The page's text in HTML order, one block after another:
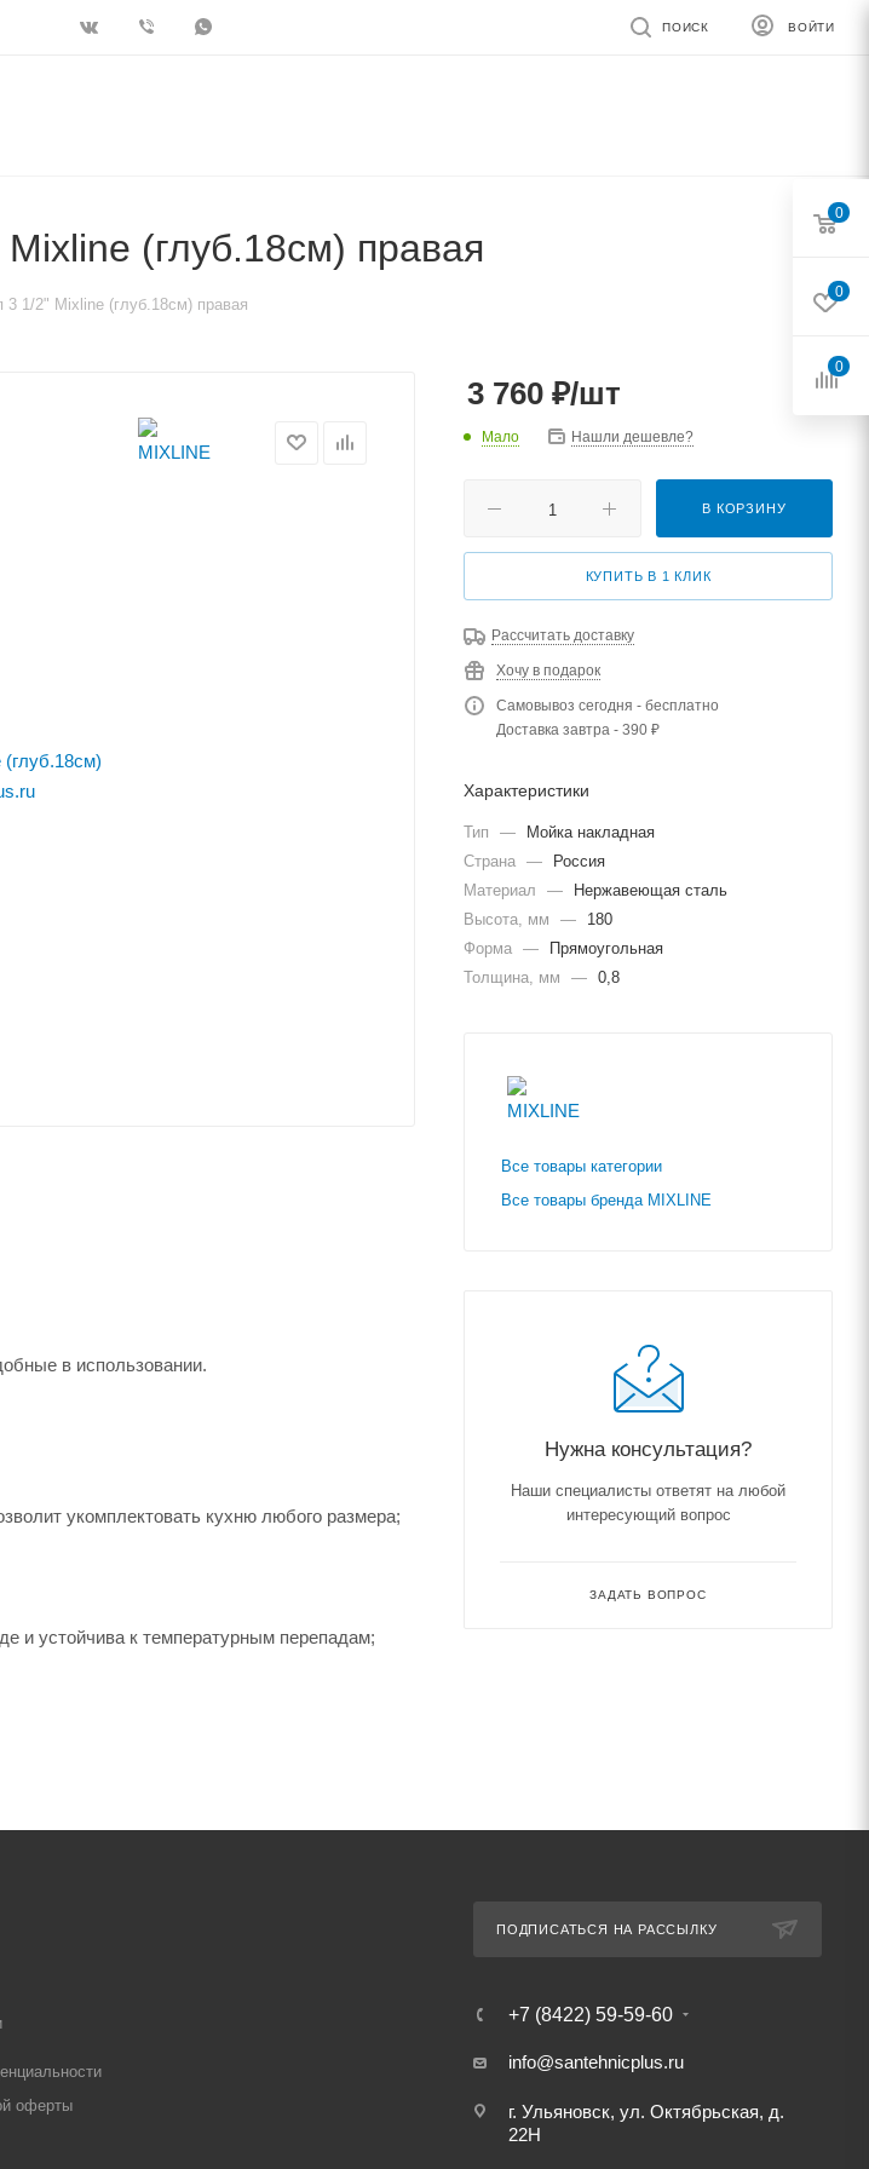
ВОЙТИ
ПОИСК
(глуб.18см) правая
1/2" Mixline (глуб.18см) правая
в использовании.
укомплектовать кухню любого размера;
и устойчива к температурным перепадам;
3 760 ₽/шт
Мало Нашли дешевле?
В КОРЗИНУ
КУПИТЬ В 1 КЛИК
Рассчитать доставку
Хочу в подарок
Самовывоз сегодня - бесплатно
Доставка завтра - 390 ₽
Характеристики
Тип —
Мойка накладная
Страна —
Россия
Материал
—
Нержавеющая сталь
Высота, мм
—
180
Форма —
Прямоугольная
Толщина, мм
— 0,8
Все товары категории
Все товары бренда MIXLINE
Нужна консультация?
Наши специалисты ответят на любой
интересующий вопрос
ЗАДАТЬ ВОПРОС
оферты
ПОДПИСАТЬСЯ НА РАССЫЛКУ
+7 (8422) 59-59-60
info@santehnicplus.ru
г. Ульяновск, ул. Октябрьская, д.
22Н
0
0
0